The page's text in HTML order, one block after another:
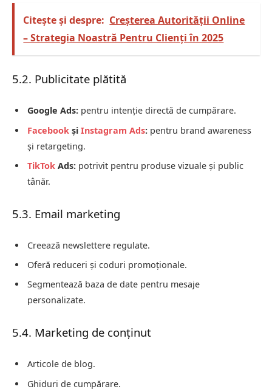
Citește și despre: Creșterea Autorității Online
– Strategia Noastră Pentru Clienți în 2025
5.2. Publicitate plătită
Google Ads: pentru intenție directă de cumpărare.
Facebook și Instagram Ads: pentru brand awareness
și retargeting.
TikTok Ads: potrivit pentru produse vizuale și public
tânăr.
5.3. Email marketing
Creează newslettere regulate.
Oferă reduceri și coduri promoționale.
Segmentează baza de date pentru mesaje
personalizate.
5.4. Marketing de conținut
Articole de blog.
Ghiduri de cumpărare.